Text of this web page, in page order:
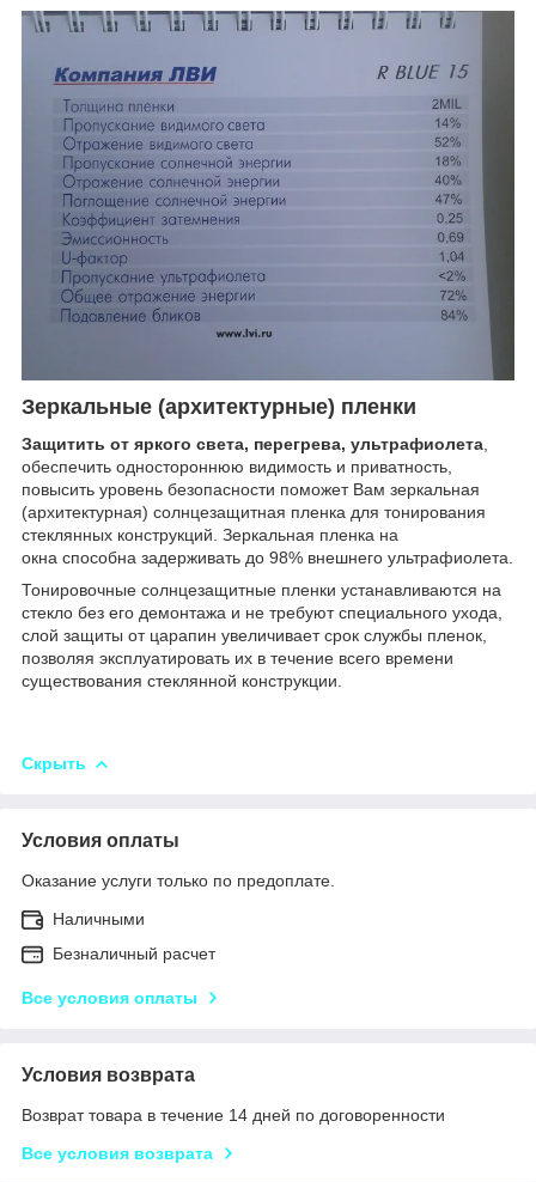
Зеркальные (архитектурные) пленки
Защитить от яркого света, перегрева, ультрафиолета
обеспечить одностороннюю видимость и приватность,
повысить уровень безопасности поможет Вам зеркальная
(архитектурная) солнцезащитная пленка для тонирования
стеклянных конструкций. Зеркальная пленка на
окна способна задерживать до 98% внешнего ультрафиолета.
Тонировочные солнцезащитные пленки устанавливаются на
стекло без его демонтажа и не требуют специального ухода,
слой защиты от царапин увеличивает срок службы пленок,
позволяя эксплуатировать их в течение всего времени
существования стеклянной конструкции.
Скрыть
Условия оплаты
Оказание услуги только по предоплате.
Наличными
Безналичный расчет
Все условия оплаты
Условия возврата
Возврат товара в течение 14 дней по договоренности
Все условия возврата